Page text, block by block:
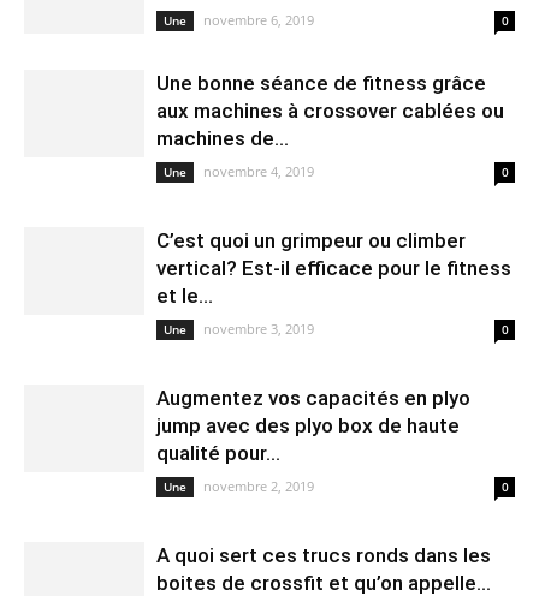
Une novembre 6, 2019 0
Une bonne séance de fitness grâce
aux machines à crossover cablées ou
machines de...
Une novembre 4, 2019 0
C’est quoi un grimpeur ou climber
vertical? Est-il efficace pour le fitness
et le...
Une novembre 3, 2019 0
Augmentez vos capacités en plyo
jump avec des plyo box de haute
qualité pour...
Une novembre 2, 2019 0
A quoi sert ces trucs ronds dans les
boites de crossfit et qu’on appelle...